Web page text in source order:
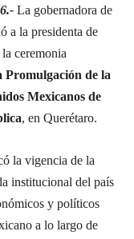
La gobernadora de
a la presidenta de
la ceremonia
Promulgación de la
Mexicanos de
, en Querétaro.
la vigencia de la
institucional del país
y políticos
a lo largo de